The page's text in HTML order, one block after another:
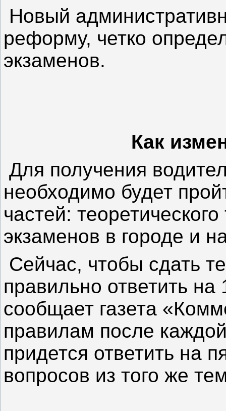
Новый
реформу, четко
экзаменов.
Как
Для получения
необходимо будет
частей:
экзаменов в городе и
Сейчас, чтобы сдать
правильно ответить
сообщает газета
правилам после
придется ответить на
вопросов из того же